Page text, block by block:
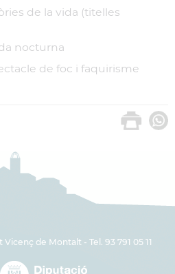
de la vida (titelles
nocturna
de foc i faquirisme
de Montalt - Tel. 93 791 05 11